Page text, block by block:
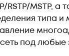
MSTP, а
типа и
под любые